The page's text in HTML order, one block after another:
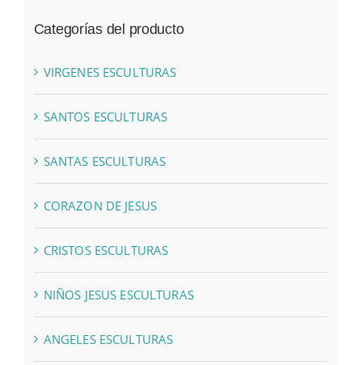
Categorías del producto
VIRGENES ESCULTURAS
SANTOS ESCULTURAS
SANTAS ESCULTURAS
CORAZON DE JESUS
CRISTOS ESCULTURAS
NIÑOS JESUS ESCULTURAS
ANGELES ESCULTURAS